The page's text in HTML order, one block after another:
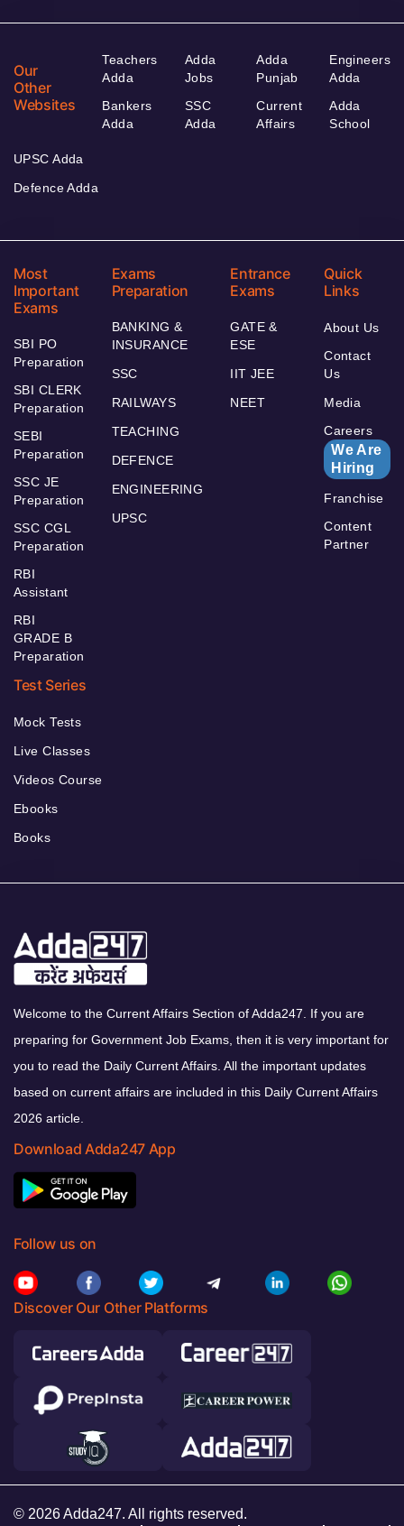
Our
Other
Websites
Teachers
Adda
Bankers
Adda
Adda
Jobs
SSC
Adda
Adda
Punjab
Current
Affairs
Engineers
Adda
Adda
School
UPSC Adda
Defence Adda
Most
Important
Exams
SBI PO
Preparation
SBI CLERK
Preparation
SEBI
Preparation
SSC JE
Preparation
SSC CGL
Preparation
RBI
Assistant
RBI
GRADE B
Preparation
Exams
Preparation
BANKING &
INSURANCE
SSC
RAILWAYS
TEACHING
DEFENCE
ENGINEERING
UPSC
Entrance
Exams
GATE &
ESE
IIT JEE
NEET
Quick
Links
About Us
Contact
Us
Media
Careers
We Are
Hiring
Franchise
Content
Partner
Test Series
Mock Tests
Live Classes
Videos Course
Ebooks
Books
Welcome to the Current Affairs Section of Adda247. If you are
preparing for Government Job Exams, then it is very important for
you to read the Daily Current Affairs. All the important updates
based on current affairs are included in this Daily Current Affairs
2026 article.
Download Adda247 App
Follow us on
Discover Our Other Platforms
© 2026 Adda247. All rights reserved.